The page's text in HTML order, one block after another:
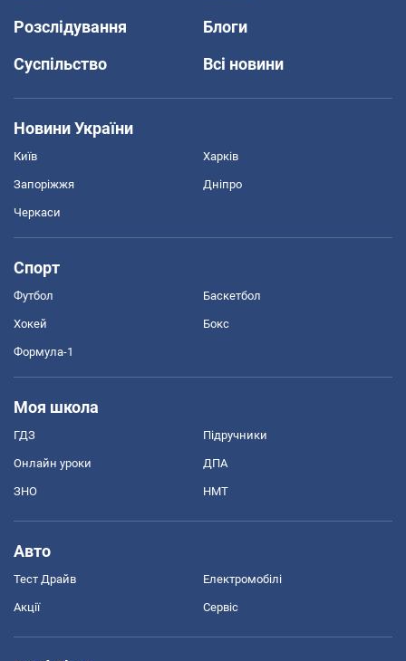
Розслідування
Блоги
Суспільство
Всі новини
Новини України
Київ Харків
Запоріжжя Дніпро
Черкаси
Спорт
Футбол Баскетбол
Хокей Бокс
Формула-1
Моя школа
ГДЗ Підручники
Онлайн уроки ДПА
ЗНО НМТ
Авто
Тест Драйв Електромобілі
Акції Сервіс